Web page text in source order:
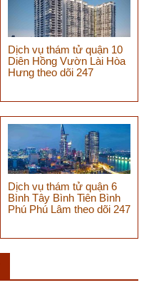
Dịch vụ thám tử quận 10
Diên Hồng Vườn Lài Hòa
Hưng theo dõi 247
Dịch vụ thám tử quận 6
Bình Tây Bình Tiên Bình
Phú Phú Lâm theo dõi 247